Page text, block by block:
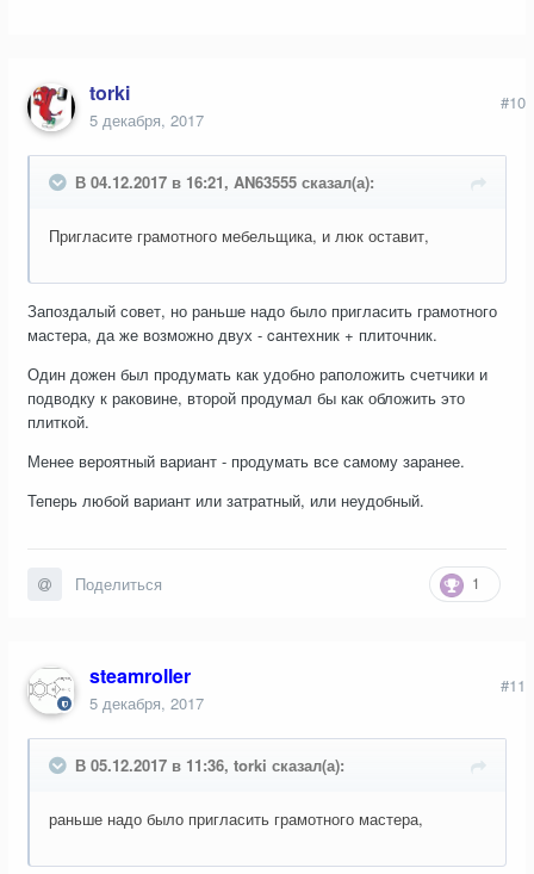
torki
5 декабря, 2017
#10
В 04.12.2017 в 16:21, AN63555 сказал(а):
Пригласите грамотного мебельщика, и люк оставит,
Запоздалый совет, но раньше надо было пригласить грамотного
мастера, да же возможно двух - cантехник + плиточник.
Один дожен был продумать как удобно раположить счетчики и
подводку к раковине, второй продумал бы как обложить это
плиткой.
Менее вероятный вариант - продумать все самому заранее.
Теперь любой вариант или затратный, или неудобный.
1
Поделиться
steamroller
5 декабря, 2017
#11
В 05.12.2017 в 11:36, torki сказал(а):
раньше надо было пригласить грамотного мастера,